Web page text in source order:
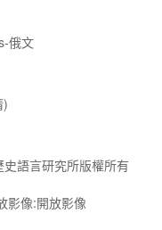
俄文
)
語言研究所版權所有
影像:開放影像